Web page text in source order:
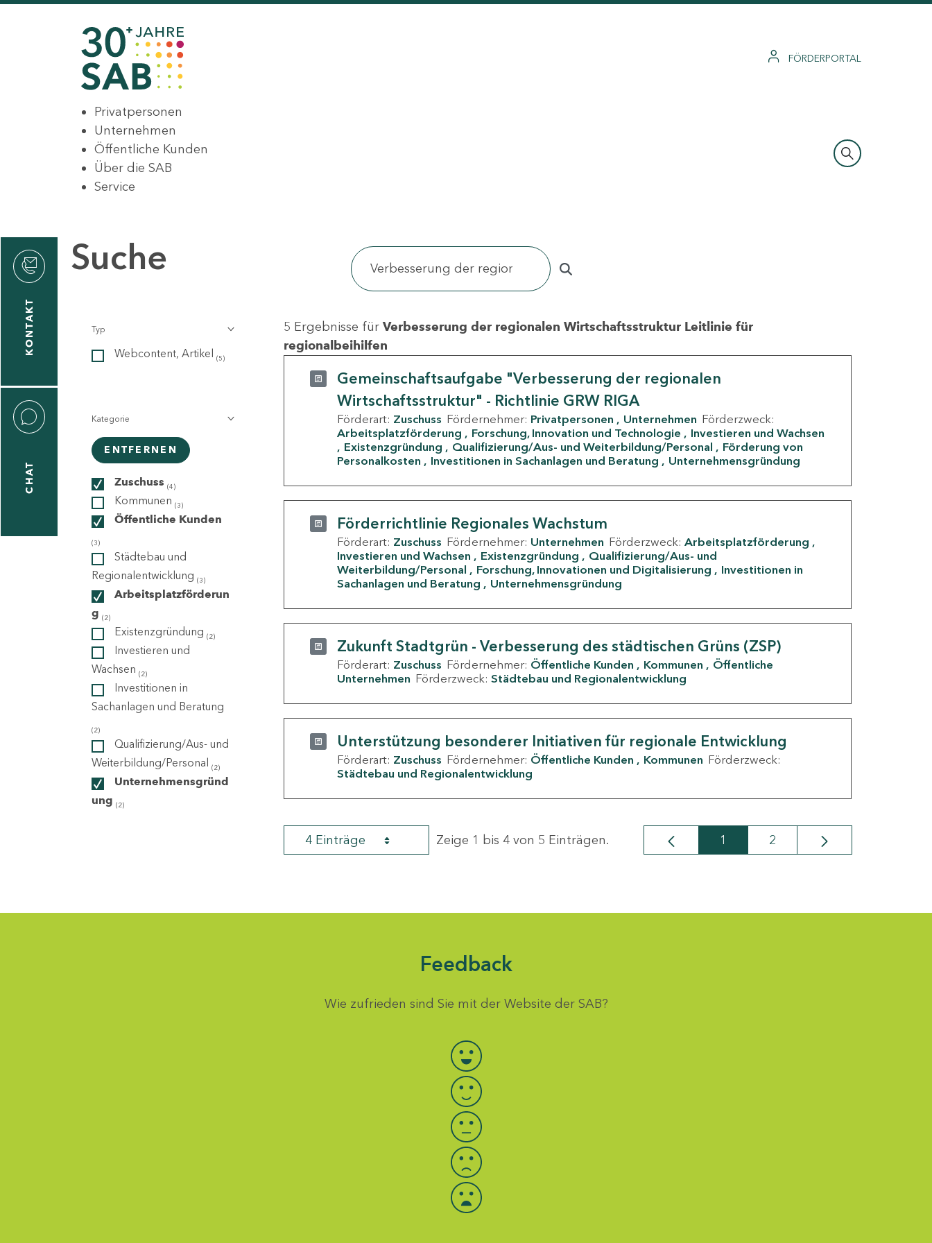
FÖRDERPORTAL
Privatpersonen
Unternehmen
Öffentliche Kunden
Über die SAB
Service
KONTAKT
CHAT
Suche
Typ
Webcontent, Artikel (5)
Kategorie
ENTFERNEN
Zuschuss (4)
Kommunen (3)
Öffentliche Kunden
(3)
Städtebau und
Regionalentwicklung (3)
Arbeitsplatzförderun
g (2)
Existenzgründung (2)
Investieren und
Wachsen (2)
Investitionen in
Sachanlagen und Beratung
(2)
Qualifizierung/Aus- und
Weiterbildung/Personal (2)
Unternehmensgründ
ung (2)
5 Ergebnisse für Verbesserung der regionalen Wirtschaftsstruktur Leitlinie für
regionalbeihilfen
Gemeinschaftsaufgabe "Verbesserung der regionalen
Wirtschaftsstruktur" - Richtlinie GRW RIGA
Förderart: Zuschuss Fördernehmer: Privatpersonen Unternehmen Förderzweck:
Arbeitsplatzförderung
Forschung, Innovation und Technologie
Investieren und Wachsen
Existenzgründung
Qualifizierung/Aus- und Weiterbildung/Personal
Förderung von
Personalkosten
Investitionen in Sachanlagen und Beratung Unternehmensgründung
Förderrichtlinie Regionales Wachstum
Förderart: Zuschuss Fördernehmer: Unternehmen Förderzweck: Arbeitsplatzförderung
Investieren und Wachsen
Existenzgründung
Qualifizierung/Aus- und
Weiterbildung/Personal
Forschung, Innovationen und Digitalisierung
Investitionen in
Sachanlagen und Beratung
Unternehmensgründung
Zukunft Stadtgrün - Verbesserung des städtischen Grüns (ZSP)
Förderart: Zuschuss Fördernehmer: Öffentliche Kunden Kommunen
Öffentliche
Unternehmen Förderzweck: Städtebau und Regionalentwicklung
Unterstützung besonderer Initiativen für regionale Entwicklung
Förderart: Zuschuss Fördernehmer: Öffentliche Kunden Kommunen Förderzweck:
Städtebau und Regionalentwicklung
4 Einträge Zeige 1 bis 4 von 5 Einträgen. Seite
1 Seite
2
Feedback
Wie zufrieden sind Sie mit der Website der SAB?
Bewertung auswählen